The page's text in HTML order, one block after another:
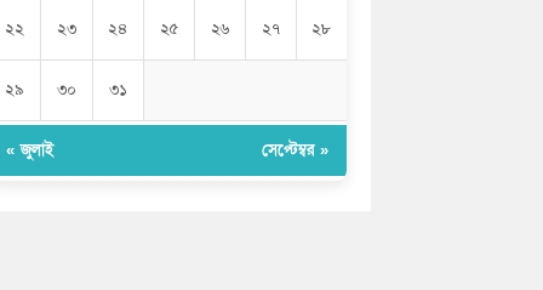
২২ ২৩ ২৪ ২৫ ২৬ ২৭ ২৮
২৯ ৩০ ৩১
« জুলাই সেপ্টেম্বর »